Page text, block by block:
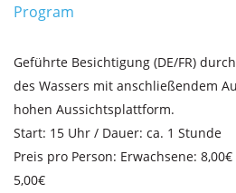
Program
Geführte Besichtigung (DE/FR)
des Wassers mit anschließendem
hohen Aussichtsplattform.
Start: 15 Uhr / Dauer: ca. 1 Stunde
Preis pro Person: Erwachsene:
5,00€